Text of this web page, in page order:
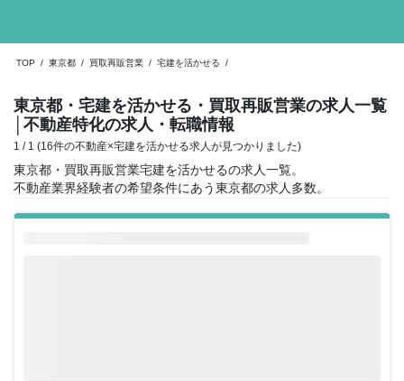
TOP / 東京都 / 買取再販営業 / 宅建を活かせる /
東京都・宅建を活かせる・買取再販営業の求人一覧
│不動産特化の求人・転職情報
1 / 1 (16件の不動産×宅建を活かせる求人が見つかりました)
東京都・買取再販営業宅建を活かせるの求人一覧。
不動産業界経験者の希望条件にあう東京都の求人多数。